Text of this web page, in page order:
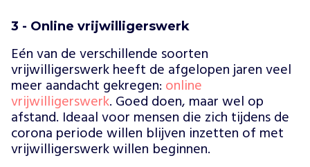
3 - Online vrijwilligerswerk
Eén van de verschillende soorten
vrijwilligerswerk heeft de afgelopen jaren veel
meer aandacht gekregen: online
vrijwilligerswerk. Goed doen, maar wel op
afstand. Ideaal voor mensen die zich tijdens de
corona periode willen blijven inzetten of met
vrijwilligerswerk willen beginnen.